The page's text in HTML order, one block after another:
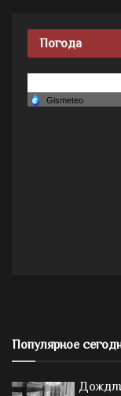
Погода
Популярное